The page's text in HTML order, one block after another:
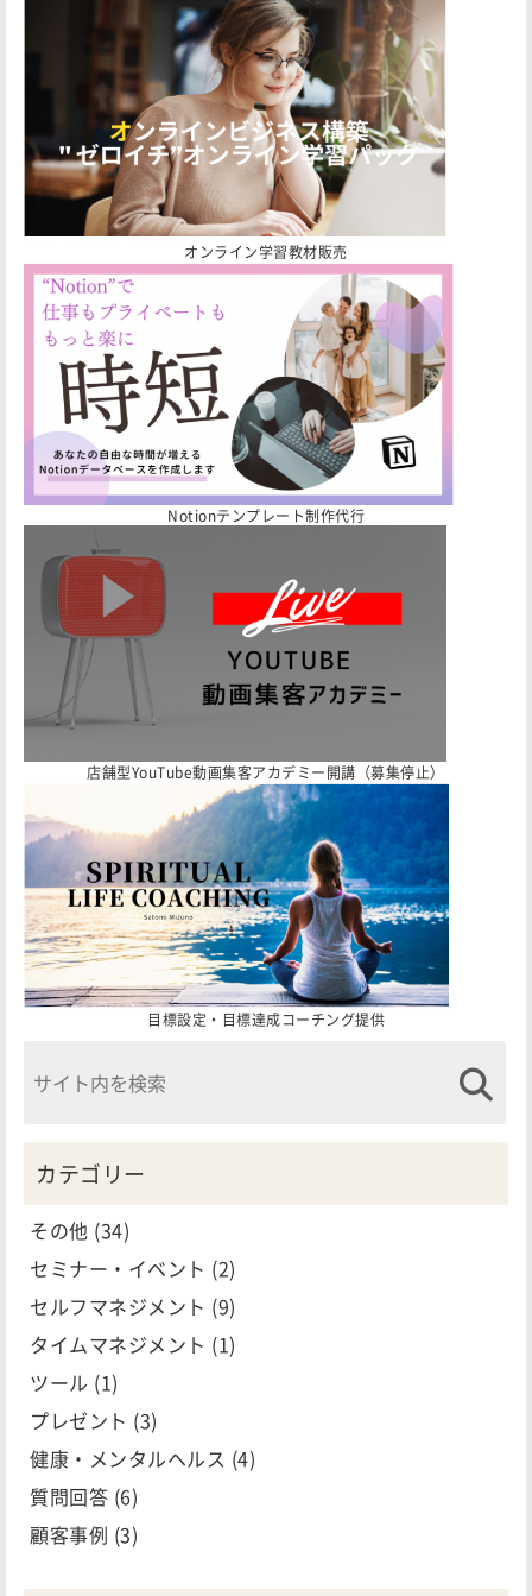
オンライン学習教材販売
Notionテンプレート制作代行
店舗型YouTube動画集客アカデミー開講（募集停止）
目標設定・目標達成コーチング提供
カテゴリー
その他 (34)
セミナー・イベント (2)
セルフマネジメント (9)
タイムマネジメント (1)
ツール (1)
プレゼント (3)
健康・メンタルヘルス (4)
質問回答 (6)
顧客事例 (3)